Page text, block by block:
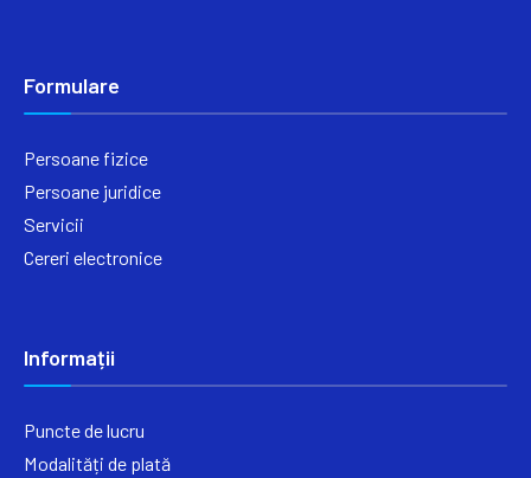
Formulare
Persoane fizice
Persoane juridice
Servicii
Cereri electronice
Informații
Puncte de lucru
Modalități de plată